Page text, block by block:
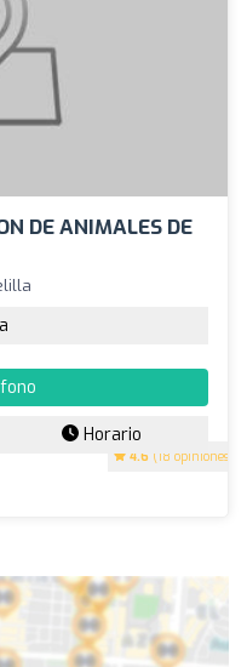
DE ANIMALES DE
4.6 (18 opiniones)
Horario